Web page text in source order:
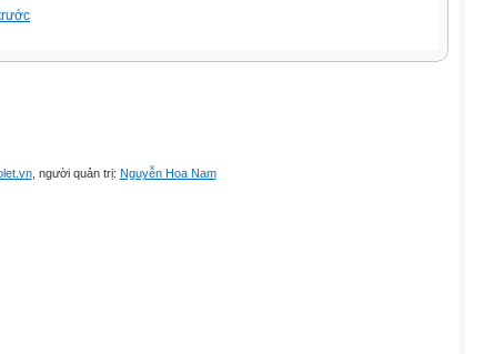
, người quản trị: Nguyễn Hoa Nam